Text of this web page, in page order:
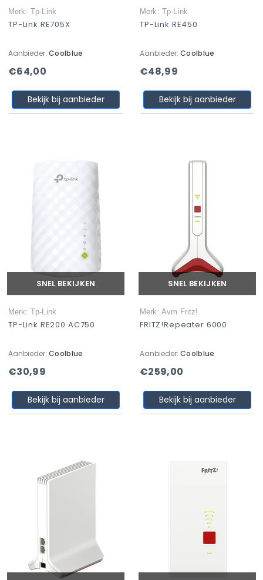
Merk: Tp-Link
TP-Link RE705X
Aanbieder: Coolblue
€64,00
Bekijk bij aanbieder
Merk: Tp-Link
TP-Link RE450
Aanbieder: Coolblue
€48,99
Bekijk bij aanbieder
SNEL BEKIJKEN
Merk: Tp-Link
TP-Link RE200 AC750
Aanbieder: Coolblue
€30,99
Bekijk bij aanbieder
SNEL BEKIJKEN
Merk: Avm Fritz!
FRITZ!Repeater 6000
Aanbieder: Coolblue
€259,00
Bekijk bij aanbieder